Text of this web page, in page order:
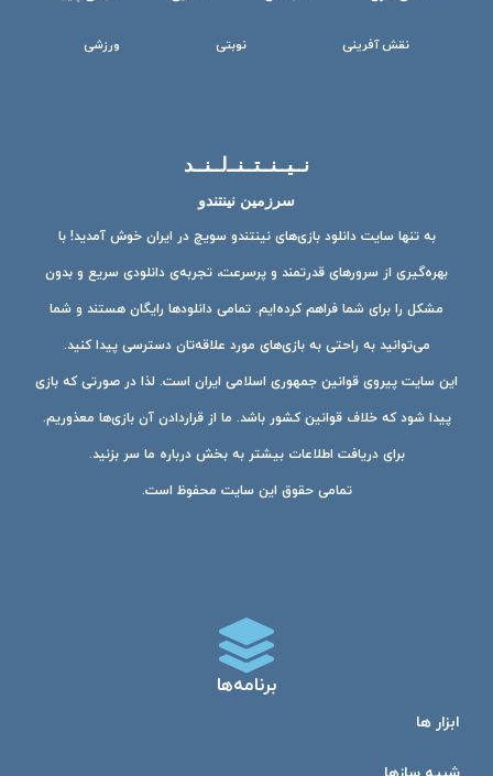
نقش آفرینی نوبتی ورزشی
نــیــنــتــنــ‌لــنــد
سرزمین نینتندو
به تنها سایت دانلود بازی‌های نینتندو سویچ در ایران خوش آمدید! با
بهره‌گیری از سرورهای قدرتمند و پرسرعت، تجربه‌ی دانلودی سریع و بدون
مشکل را برای شما فراهم کرده‌ایم. تمامی دانلودها رایگان هستند و شما
می‌توانید به راحتی به بازی‌های مورد علاقه‌تان دسترسی پیدا کنید.
این سایت پیروی قوانین جمهوری اسلامی ایران است. لذا در صورتی که بازی
پیدا شود که خلاف قوانین کشور باشد. ما از قراردادن آن بازی‌ها معذوریم.
برای دریافت اطلاعات بیشتر به بخش درباره ما سر بزنید.
تمامی حقوق این سایت محفوظ است.
برنامه‌ها
ابزار ها